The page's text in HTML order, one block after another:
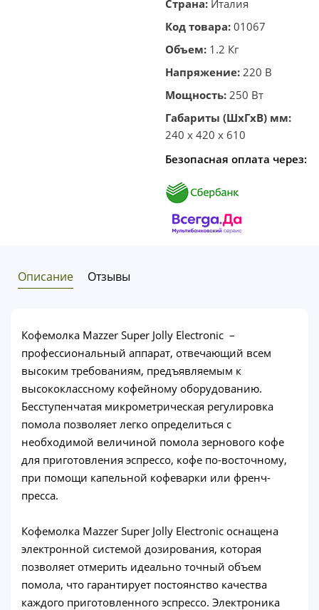
Страна: Италия
Код товара: 01067
Объем: 1.2 Кг
Напряжение: 220 В
Мощность: 250 Вт
Габариты (ШхГхВ) мм:
240 x 420 x 610
Безопасная оплата через:
Описание Отзывы
Кофемолка Mazzer Super Jolly Electronic –
профессиональный аппарат, отвечающий всем
высоким требованиям, предъявляемым к
высококлассному кофейному оборудованию.
Бесступенчатая микрометрическая регулировка
помола позволяет легко определиться с
необходимой величиной помола зернового кофе
для приготовления эспрессо, кофе по-восточному,
при помощи капельной кофеварки или френч-
пресса.
Кофемолка Mazzer Super Jolly Electronic оснащена
электронной системой дозирования, которая
позволяет отмерить идеально точный объем
помола, что гарантирует постоянство качества
каждого приготовленного эспрессо. Электроника